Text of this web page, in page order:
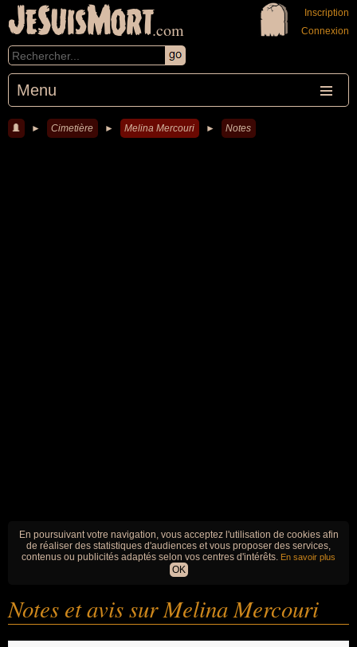
JeSuisMort.com
Menu
Inscription
Connexion
► Cimetière ► Melina Mercouri ► Notes
En poursuivant votre navigation, vous acceptez l'utilisation de cookies afin
de réaliser des statistiques d'audiences et vous proposer des services,
contenus ou publicités adaptés selon vos centres d'intérêts. En savoir plus
OK
Notes et avis sur Melina Mercouri